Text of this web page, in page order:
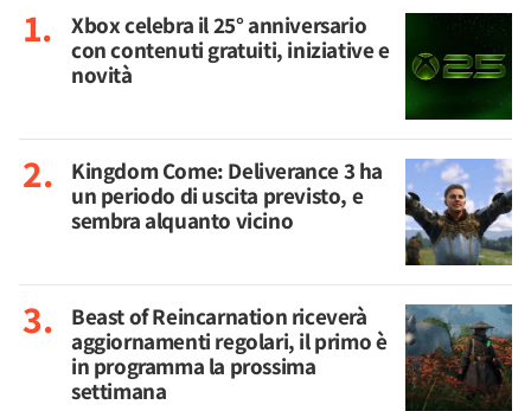
Xbox celebra il 25° anniversario
con contenuti gratuiti, iniziative e
novità
Kingdom Come: Deliverance 3 ha
un periodo di uscita previsto, e
sembra alquanto vicino
Beast of Reincarnation riceverà
aggiornamenti regolari, il primo è
in programma la prossima
settimana